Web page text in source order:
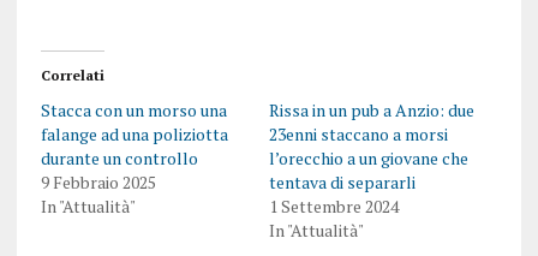
Correlati
Stacca con un morso una
falange ad una poliziotta
durante un controllo
9 Febbraio 2025
In "Attualità"
Rissa in un pub a Anzio: due
23enni staccano a morsi
l’orecchio a un giovane che
tentava di separarli
1 Settembre 2024
In "Attualità"